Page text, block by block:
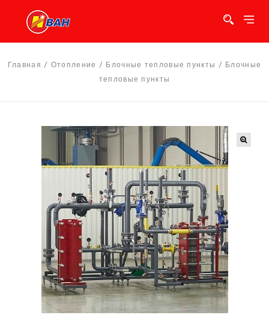
Главная / Отопление / Блочные тепловые пункты / Блочные
тепловые пункты